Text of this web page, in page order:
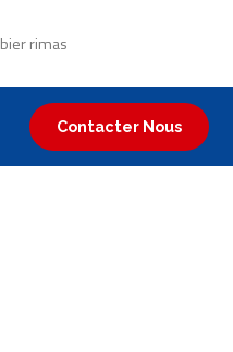
Contacter Nous